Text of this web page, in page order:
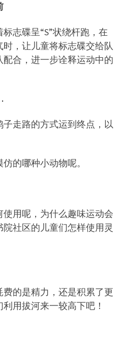
志碟呈“S”状绕杆跑，在
，让儿童将标志碟交给队
合，进一步诠释运动中的
走路的方式运到终点，以
的哪种小动物呢。
用呢，为什么趣味运动会
社区的儿童们怎样使用灵
的是精力，还是积累了更
用拔河来一较高下吧！